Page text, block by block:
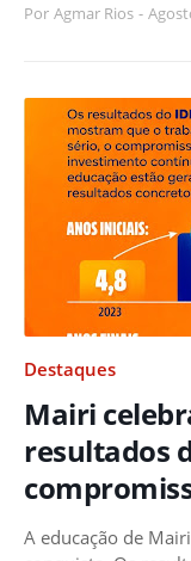
Por Agmar Rios -
Destaques
Mairi
resultados
A educação de